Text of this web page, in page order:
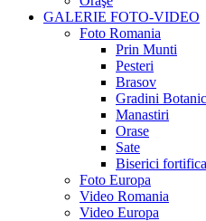
GALERIE FOTO-VIDEO
Foto Romania
Prin Munti
Pesteri
Brasov
Gradini
Manastiri
Orase
Sate
Biserici
Foto Europa
Video Romania
Video Europa